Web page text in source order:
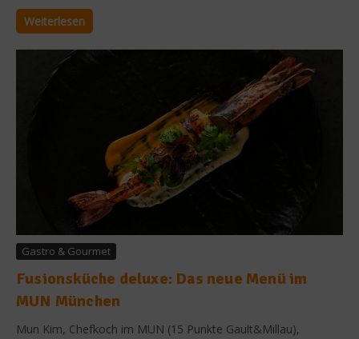
Weiterlesen
Gastro & Gourmet
Fusionsküche deluxe: Das neue Menü im
MUN München
Mun Kim, Chefkoch im MUN (15 Punkte Gault&Millau),